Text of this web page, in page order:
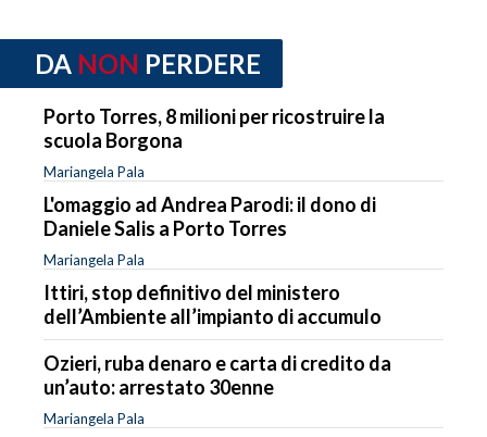
DA NON PERDERE
Porto Torres, 8 milioni per ricostruire la
scuola Borgona
Mariangela Pala
L'omaggio ad Andrea Parodi: il dono di
Daniele Salis a Porto Torres
Mariangela Pala
Ittiri, stop definitivo del ministero
dell’Ambiente all’impianto di accumulo
Ozieri, ruba denaro e carta di credito da
un’auto: arrestato 30enne
Mariangela Pala